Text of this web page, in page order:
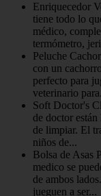
Enriquecedor
tiene todo lo
médico,
termómetro,
Peluche
con un
perfecto para
veterinario
Soft Doctor's
de doctor
de limpiar. El
niños de...
Bolsa de Asas
medico se
de ambos
jueguen a ser...